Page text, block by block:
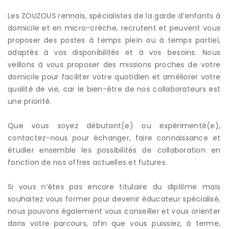
Les ZOUZOUS rennais, spécialistes de la garde d’enfants à
domicile et en micro-crèche, recrutent et peuvent vous
proposer des postes à temps plein ou à temps partiel,
adaptés à vos disponibilités et à vos besoins. Nous
veillons à vous proposer des missions proches de votre
domicile pour faciliter votre quotidien et améliorer votre
qualité de vie, car le bien-être de nos collaborateurs est
une priorité.
Que vous soyez débutant(e) ou expérimenté(e),
contactez-nous pour échanger, faire connaissance et
étudier ensemble les possibilités de collaboration en
fonction de nos offres actuelles et futures.
Si vous n’êtes pas encore titulaire du diplôme mais
souhaitez vous former pour devenir éducateur spécialisé,
nous pouvons également vous conseiller et vous orienter
dans votre parcours, afin que vous puissiez, à terme,